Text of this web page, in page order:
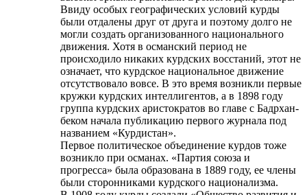
Ввиду особых географических условий курды
были отдалены друг от друга и поэтому долго не
могли создать организованного национального
движения. Хотя в османский период не
происходило никаких курдских восстаний, этот не
означает, что курдское национальное движение
отсутствовало вовсе. В это время возникли первые
кружки курдских интеллигентов, а в 1898 году
группа курдских аристократов во главе с Бадрхан-
беком начала публикацию первого журнала под
названием «Курдистан».
Первое политическое объединение курдов тоже
возникло при османах. «Партия союза и
прогресса» была образована в 1889 году, ее члены
были сторонниками курдского национализма.